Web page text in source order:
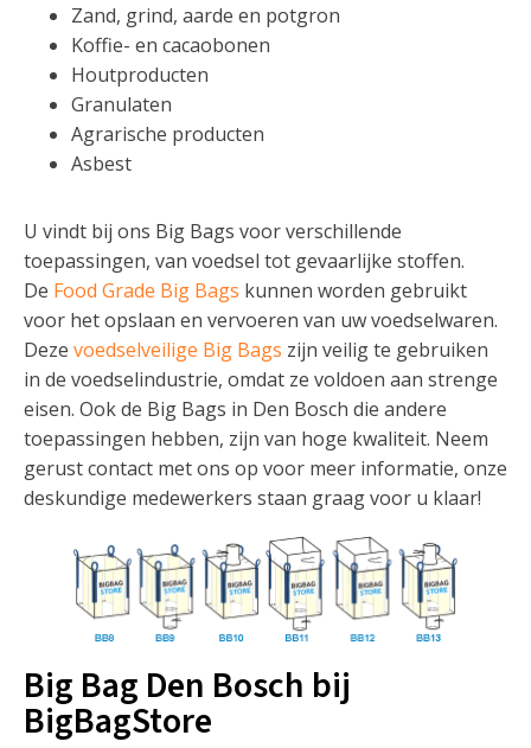
Zand, grind, aarde en potgron
Koffie- en cacaobonen
Houtproducten
Granulaten
Agrarische producten
Asbest
U vindt bij ons Big Bags voor verschillende
toepassingen, van voedsel tot gevaarlijke stoffen.
De Food Grade Big Bags kunnen worden gebruikt
voor het opslaan en vervoeren van uw voedselwaren.
Deze voedselveilige Big Bags zijn veilig te gebruiken
in de voedselindustrie, omdat ze voldoen aan strenge
eisen. Ook de Big Bags in Den Bosch die andere
toepassingen hebben, zijn van hoge kwaliteit. Neem
gerust contact met ons op voor meer informatie, onze
deskundige medewerkers staan graag voor u klaar!
Big Bag Den Bosch bij
BigBagStore